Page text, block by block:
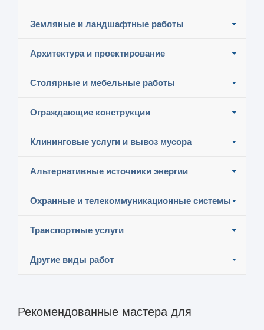
Земляные и ландшафтные работы
Архитектура и проектирование
Столярные и мебельные работы
Ограждающие конструкции
Клининговые услуги и вывоз мусора
Альтернативные источники энергии
Охранные и телекоммуникационные системы
Транспортные услуги
Другие виды работ
Рекомендованные мастера для